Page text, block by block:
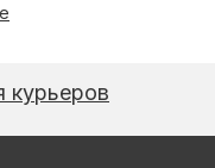
курьеров